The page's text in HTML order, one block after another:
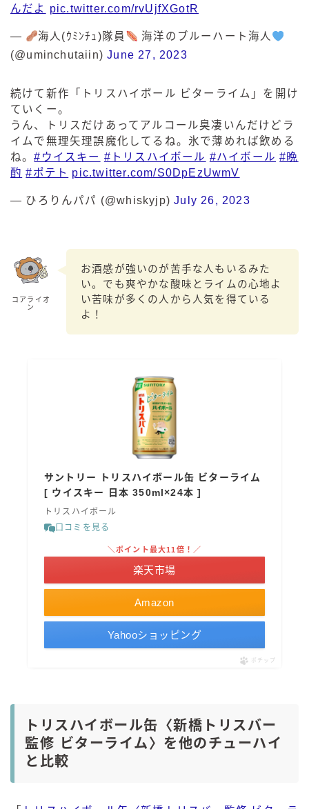
んだよ
pic.twitter.com/rvUjfXGotR
— 海人(ｳﾐﾝﾁｭ)隊員
海洋のブルーハート海人
(@uminchutaiin)June 27, 2023
続けて新作「トリスハイボール ビターライム」を開け
ていくー。
うん、トリスだけあってアルコール臭凄いんだけどラ
イムで無理矢理誤魔化してるね。氷で薄めれば飲める
ね。#ウイスキー #トリスハイボール #ハイボール #晩
酌 #ポテト pic.twitter.com/S0DpEzUwmV
— ひろりんパパ (@whiskyjp)July 26, 2023
コアライオ
ン
お酒感が強いのが苦手な人もいるみた
い。でも爽やかな酸味とライムの心地よ
い苦味が多くの人から人気を得ている
よ！
サントリー トリスハイボール缶 ビターライム
[ ウイスキー 日本 350ml×24本 ]
トリスハイボール
口コミを見る
Amazon
＼ポイント最大11倍！／
楽天市場
Yahooショッピング
ポチップ
トリスハイボール缶〈新橋トリスバー
監修 ビターライム〉を他のチューハイ
と比較
缶チューハイの売れ筋ランキングはこちら